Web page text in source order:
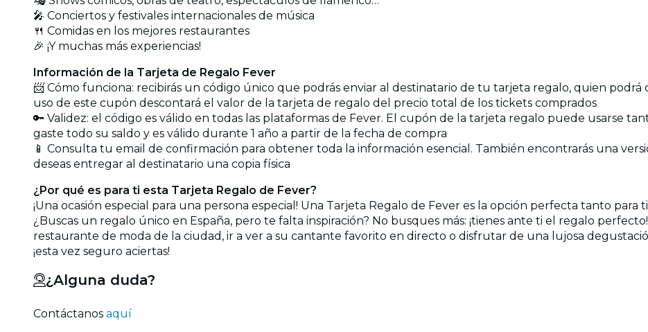
🎤 Conciertos y festivales internacionales de música
🍴 Comidas en los mejores restaurantes
🎉 ¡Y muchas más experiencias!
Información de la Tarjeta de Regalo Fever
📨 Cómo funciona: recibirás un código único que podrás enviar al destinatario de tu tarjeta regalo, quien podrá
uso de este cupón descontará el valor de la tarjeta de regalo del precio total de los tickets comprados
🔑 Validez: el código es válido en todas las plataformas de Fever. El cupón de la tarjeta regalo puede usarse
gaste todo su saldo y es válido durante 1 año a partir de la fecha de compra
📱 Consulta tu email de confirmación para obtener toda la información esencial. También encontrarás una
deseas entregar al destinatario una copia física
¿Por qué es para ti esta Tarjeta Regalo de Fever?
¡Una ocasión especial para una persona especial! Una Tarjeta Regalo de Fever es la opción perfecta tanto para
¿Buscas un regalo único en España, pero te falta inspiración? No busques más: ¡tienes ante ti el regalo
restaurante de moda de la ciudad, ir a ver a su cantante favorito en directo o disfrutar de una lujosa
¡esta vez seguro aciertas!
¿Alguna duda?
Contáctanos aquí